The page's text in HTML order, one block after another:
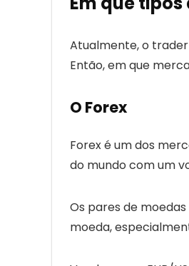
Atualmente, o trader
Então, em que
O Forex
Forex é um dos
do mundo com um
Os pares de
moeda,